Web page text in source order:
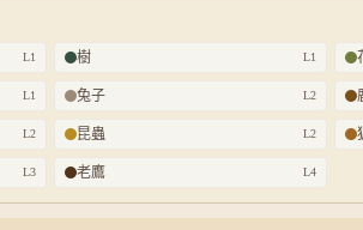
L1 樹 L1
L1 兔子 L2
L2 昆蟲 L2
L3 老鷹 L4